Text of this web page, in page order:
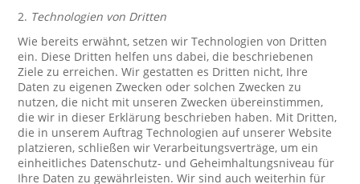
2. Technologien von Dritten
Wie bereits erwähnt, setzen wir Technologien von Dritten
ein. Diese Dritten helfen uns dabei, die beschriebenen
Ziele zu erreichen. Wir gestatten es Dritten nicht, Ihre
Daten zu eigenen Zwecken oder solchen Zwecken zu
nutzen, die nicht mit unseren Zwecken übereinstimmen,
die wir in dieser Erklärung beschrieben haben. Mit Dritten,
die in unserem Auftrag Technologien auf unserer Website
platzieren, schließen wir Verarbeitungsverträge, um ein
einheitliches Datenschutz- und Geheimhaltungsniveau für
Ihre Daten zu gewährleisten. Wir sind auch weiterhin für